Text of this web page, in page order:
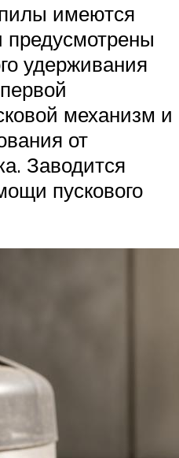
имеются
предусмотрены
удерживания
механизм и
от
Заводится
пускового